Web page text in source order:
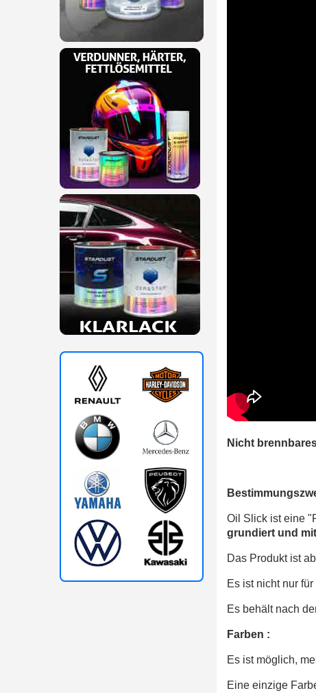
Nicht
Oil Slick ist eine
grundiert und
Das Produkt ist
Es ist nicht nur
Es behält nach
Farben :
Es ist möglich,
Eine einzige